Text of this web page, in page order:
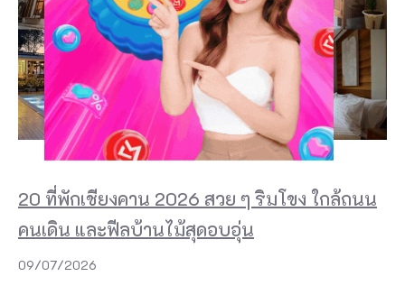
20 ที่พักเชียงคาน 2026 สวย ๆ ริมโขง ใกล้ถนน
คนเดิน และฟีลบ้านไม้สุดอบอุ่น
09/07/2026